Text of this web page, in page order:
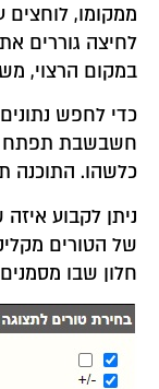
ממקומו, לוחצים
לחיצה גוררים
במקום הרצוי,
כדי לחפש
חשבשבת תפתח
כלשהו. התוכנה
ניתן לקבוע
של הטורים
חלון שבו